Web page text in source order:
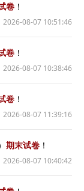
卷 ！
2026-08-07 10:51:46
卷 ！
2026-08-07 10:38:46
卷 ！
2026-08-07 11:39:16
期末试卷 ！
2026-08-07 10:40:42